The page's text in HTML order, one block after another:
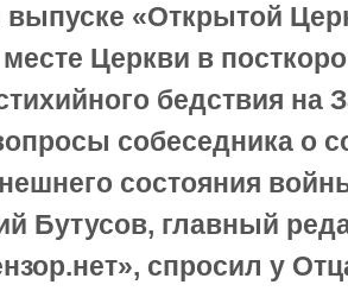
«Открытой
месте Церкви в
бедствия на
собеседника о
состояния
Бутусов, главный
спросил у